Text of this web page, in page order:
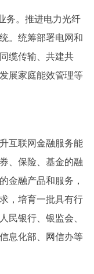
。推进电力光纤
。统筹部署电网和
缆传输、共建共
展家庭能效管理等
互联网金融服务能
、保险、基金的融
金融产品和服务，
，培育一批具有行
民银行、银监会、
息化部、网信办等